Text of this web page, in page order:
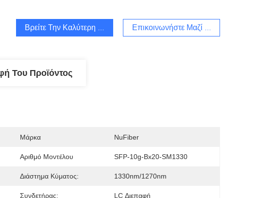
Βρείτε Την Καλύτερη Τιμή Επικοινωνήστε Μαζί Μας
Του Προϊόντος
Μάρκα NuFiber
Αριθμό Μοντέλου SFP-10g-Bx20-SM1330
Διάστημα Κύματος: 1330nm/1270nm
Συνδετήρας: LC Διεπαφή